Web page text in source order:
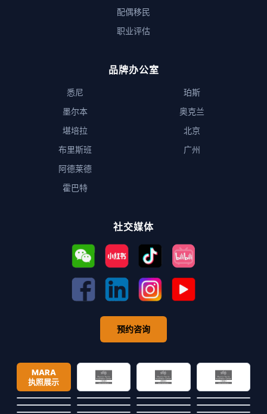
配偶移民
职业评估
品牌办公室
悉尼
墨尔本
堪培拉
布里斯班
阿德莱德
霍巴特
珀斯
奥克兰
北京
广州
社交媒体
预约咨询
MARA
执照展示